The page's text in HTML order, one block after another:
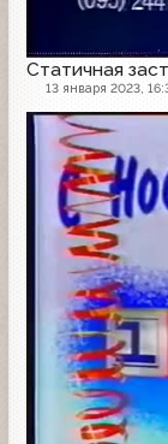
Статичная
13 января 2023,
Заставка